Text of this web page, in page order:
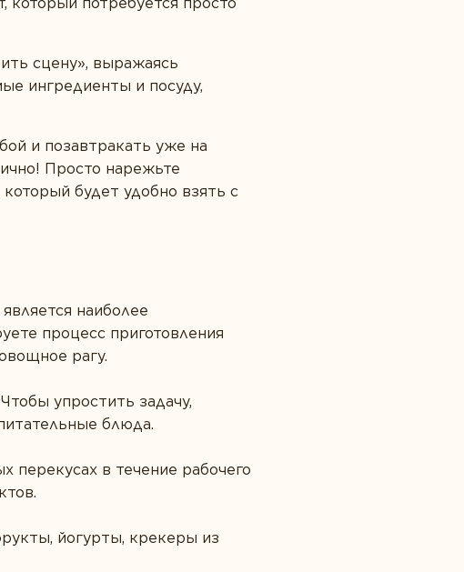
сцену», выражаясь
ингредиенты и посуду,
и позавтракать уже на
Просто нарежьте
будет удобно взять с
наиболее
процесс приготовления
рагу.
упростить задачу,
блюда.
перекусах в течение рабочего
йогурты, крекеры из